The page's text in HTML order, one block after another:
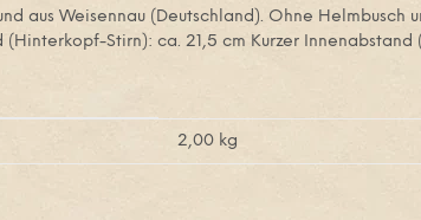
aus Weisennau (Deutschland). Ohne Helmbusch
Stirn): ca. 21,5 cm Kurzer Innenabstand
2,00 kg